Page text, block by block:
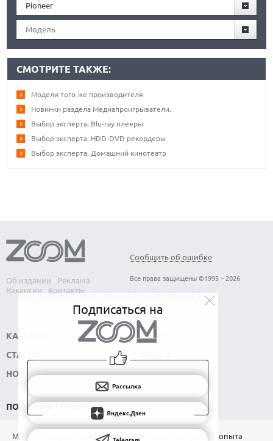
Pioneer
Модель
СМОТРИТЕ ТАКЖЕ:
Модели того же производителя
Новинки раздела Медиапроигрыватели.
Выбор эксперта. Blu-ray плееры
Выбор эксперта. HDD-DVD рекордеры
Выбор эксперта. Домашний кинотеатр
Об издании
Реклама
Вакансии
Контакты
Сообщить об ошибке
Все права защищены ©1995 – 2026
КАТАЛОГ
СТАТЬИ
НОВОСТИ
СОФТ
ПОДПИШИТЕСЬ НА НАС
РАССЫЛКА
Подписаться на
Рассылка
Яндекс.Дзен
Мы используем Сookies для обеспечения наилучшего опыта